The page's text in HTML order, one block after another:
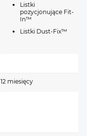
Listki
pozycjonujące Fit-
In™
Listki Dust-Fix™
12 miesięcy